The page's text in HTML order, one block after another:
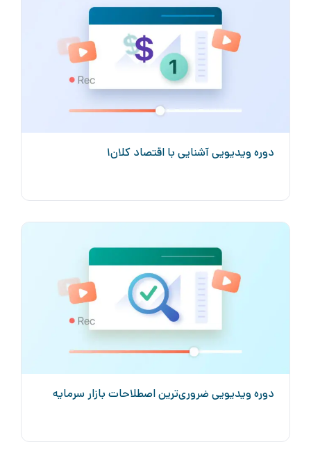
دوره ویدیویی آشنایی با اقتصاد کلان۱
دوره ویدیویی ضروری‌ترین اصطلاحات بازار سرمایه